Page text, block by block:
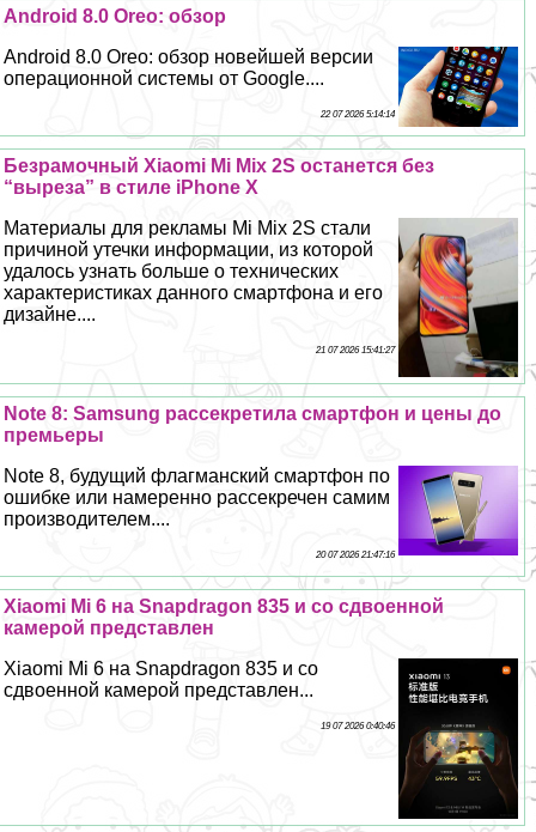
Android 8.0 Oreo: обзор
Android 8.0 Oreo: обзор новейшей версии
операционной системы от Google....
22 07 2026 5:14:14
Безрамочный Xiaomi Mi Mix 2S останется без
“выреза” в стиле iPhone X
Материалы для рекламы Mi Mix 2S стали
причиной утечки информации, из которой
удалось узнать больше о технических
хаpaктеристиках данного смартфона и его
дизайне....
21 07 2026 15:41:27
Note 8: Samsung рассекретила смартфон и цены до
премьеры
Note 8, будущий флагманский смартфон по
ошибке или намеренно рассекречен самим
производителем....
20 07 2026 21:47:16
Xiaomi Mi 6 на Snapdragon 835 и со сдвоенной
камерой представлен
Xiaomi Mi 6 на Snapdragon 835 и со
сдвоенной камерой представлен...
19 07 2026 0:40:46